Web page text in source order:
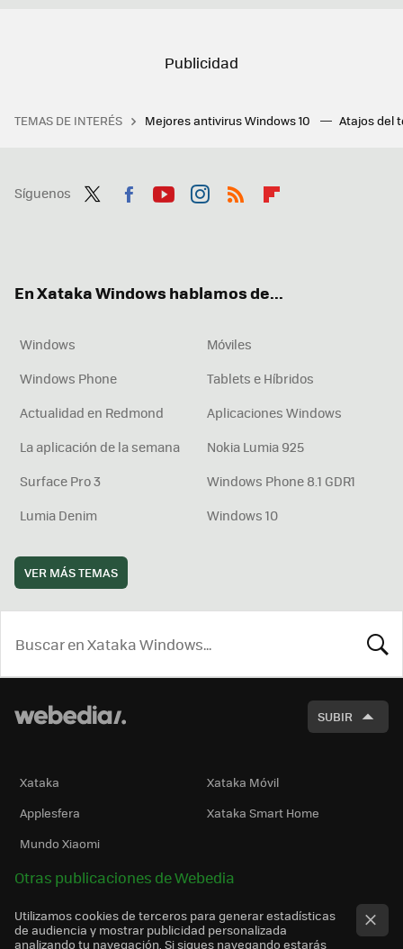
TEMAS DE INTERÉS Mejores antivirus Windows 10 Atajos del
Síguenos
En Xataka Windows hablamos de...
Windows
Móviles
Windows Phone
Tablets e Híbridos
Actualidad en Redmond
Aplicaciones Windows
La aplicación de la semana
Nokia Lumia 925
Surface Pro 3
Windows Phone 8.1 GDR1
Lumia Denim
Windows 10
VER MÁS TEMAS
SUBIR
Xataka
Xataka Móvil
Applesfera
Xataka Smart Home
Mundo Xiaomi
Otras publicaciones de Webedia
Utilizamos cookies de terceros para generar estadísticas
de audiencia y mostrar publicidad personalizada
analizando tu navegación. Si sigues navegando estarás